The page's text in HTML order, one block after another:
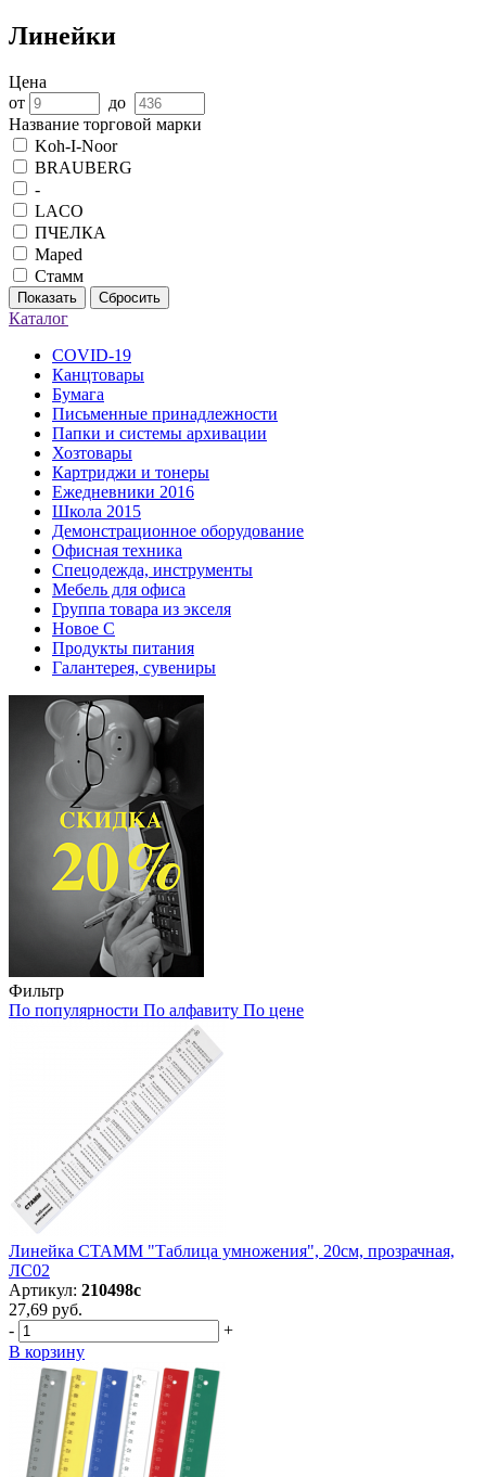
Линейки
Цена
от
до
Название торговой марки
Koh-I-Noor
BRAUBERG
-
LACO
ПЧЕЛКА
Maped
Стамм
Показать Сбросить
Каталог
COVID-19
Канцтовары
Бумага
Письменные принадлежности
Папки и системы архивации
Хозтовары
Картриджи и тонеры
Ежедневники 2016
Школа 2015
Демонстрационное оборудование
Офисная техника
Спецодежда, инструменты
Мебель для офиса
Группа товара из экселя
Новое С
Продукты питания
Галантерея, сувениры
Фильтр
По популярности По алфавиту По цене
Линейка СТАММ "Таблица умножения", 20см, прозрачная,
ЛС02
Артикул: 210498с
27,69 руб.
-
+
В корзину